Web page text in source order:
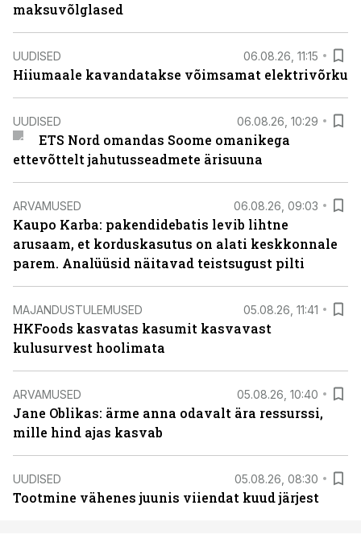
maksuvõlglased
UUDISED 06.08.26, 11:15
Hiiumaale kavandatakse võimsamat elektrivõrku
UUDISED 06.08.26, 10:29
ETS Nord omandas Soome omanikega
ettevõttelt jahutusseadmete ärisuuna
ARVAMUSED 06.08.26, 09:03
Kaupo Karba: pakendidebatis levib lihtne
arusaam, et korduskasutus on alati keskkonnale
parem. Analüüsid näitavad teistsugust pilti
MAJANDUSTULEMUSED 05.08.26, 11:41
HKFoods kasvatas kasumit kasvavast
kulusurvest hoolimata
ARVAMUSED 05.08.26, 10:40
Jane Oblikas: ärme anna odavalt ära ressurssi,
mille hind ajas kasvab
UUDISED 05.08.26, 08:30
Tootmine vähenes juunis viiendat kuud järjest